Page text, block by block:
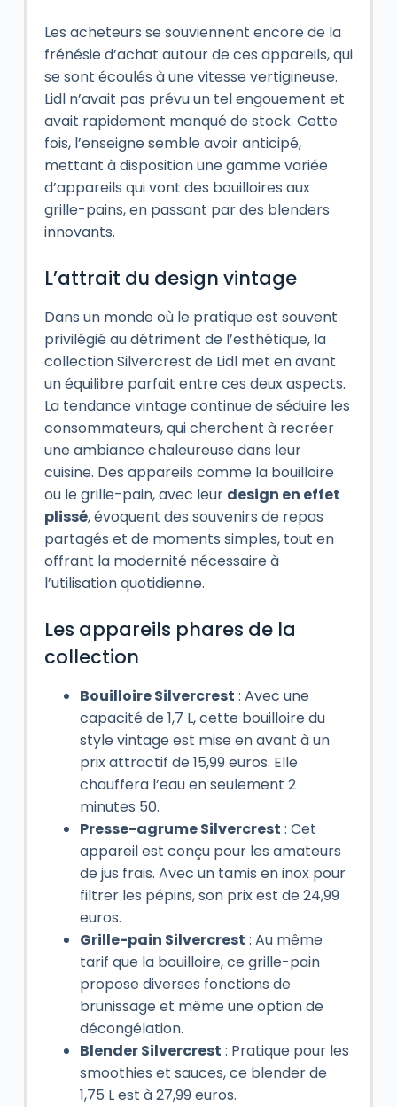
Les acheteurs se souviennent encore de la
frénésie d’achat autour de ces appareils, qui
se sont écoulés à une vitesse vertigineuse.
Lidl n’avait pas prévu un tel engouement et
avait rapidement manqué de stock. Cette
fois, l’enseigne semble avoir anticipé,
mettant à disposition une gamme variée
d’appareils qui vont des bouilloires aux
grille-pains, en passant par des blenders
innovants.
L’attrait du design vintage
Dans un monde où le pratique est souvent
privilégié au détriment de l’esthétique, la
collection Silvercrest de Lidl met en avant
un équilibre parfait entre ces deux aspects.
La tendance vintage continue de séduire les
consommateurs, qui cherchent à recréer
une ambiance chaleureuse dans leur
cuisine. Des appareils comme la bouilloire
ou le grille-pain, avec leur design en effet
plissé, évoquent des souvenirs de repas
partagés et de moments simples, tout en
offrant la modernité nécessaire à
l’utilisation quotidienne.
Les appareils phares de la
collection
Bouilloire Silvercrest : Avec une
capacité de 1,7 L, cette bouilloire du
style vintage est mise en avant à un
prix attractif de 15,99 euros. Elle
chauffera l’eau en seulement 2
minutes 50.
Presse-agrume Silvercrest : Cet
appareil est conçu pour les amateurs
de jus frais. Avec un tamis en inox pour
filtrer les pépins, son prix est de 24,99
euros.
Grille-pain Silvercrest : Au même
tarif que la bouilloire, ce grille-pain
propose diverses fonctions de
brunissage et même une option de
décongélation.
Blender Silvercrest : Pratique pour les
smoothies et sauces, ce blender de
1,75 L est à 27,99 euros.